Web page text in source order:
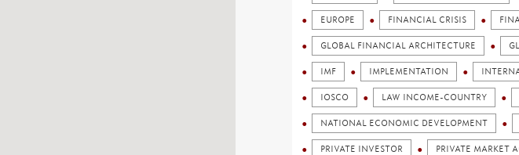
EUROPE FINANCIAL CRISIS
GLOBAL FINANCIAL ARCHITECTURE
IMF IMPLEMENTATION
IOSCO LAW INCOME-COUNTRY
NATIONAL ECONOMIC DEVELOPMENT
PRIVATE INVESTOR PRIVATE MARKET